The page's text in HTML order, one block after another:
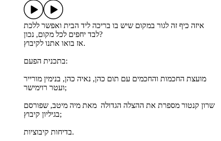
איזה כיף זה לגור במקום שיש בו בריכה ליד הבית ואפשר ללכת
לבד יחפים לכל מקום, נכון?
אז בואו אתנו לקיבוץ.
בתכנית הפעם:
מועצת החכמות והחכמים עם תום כהן, נאיה כהן, בנימין מורייר
ועטר רוימישר;
שרון קנטור מספרת את ההצלה הגדולה מאת מיה מיטב, שפורסם
בגיליון קיבוץ;
בדיחות קיבוציות.